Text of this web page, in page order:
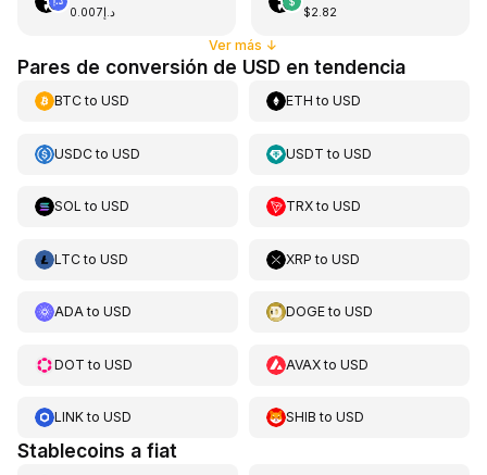
د.إ0.007 $2.82
Ver más ↓
Pares de conversión de USD en tendencia
BTCto USD ETH toUSD
USDCto USD USDT toUSD
SOL to USD TRXtoUSD
LTCto USD XRP toUSD
ADAto USD DOGEtoUSD
DOT to USD AVAXtoUSD
LINKto USD SHIB toUSD
Stablecoins a fiat